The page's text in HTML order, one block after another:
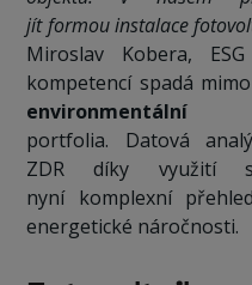
jít formou instalace
Miroslav Kobera,
kompetencí spadá
environmentální
portfolia. Datová
ZDR díky využití
nyní komplexní
energetické náročnosti.